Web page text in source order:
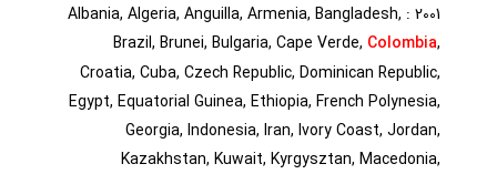
2001 : Albania, Algeria, Anguilla, Armenia, Bangladesh,
Brazil, Brunei, Bulgaria, Cape Verde, Colombia,
Croatia, Cuba, Czech Republic, Dominican Republic,
Egypt, Equatorial Guinea, Ethiopia, French Polynesia,
Georgia, Indonesia, Iran, Ivory Coast, Jordan,
Kazakhstan, Kuwait, Kyrgysztan, Macedonia,